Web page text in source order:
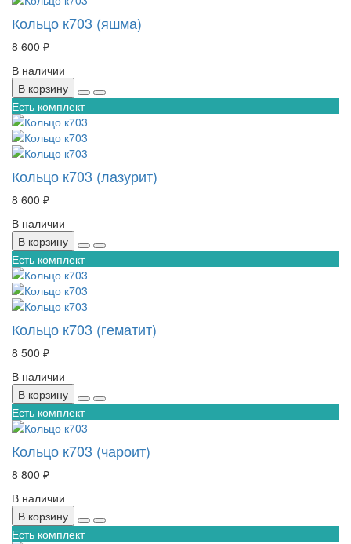
Кольцо к703 (яшма)
8 600 ₽
В наличии
В корзину
Есть комплект
Кольцо к703 (лазурит)
8 600 ₽
В наличии
В корзину
Есть комплект
Кольцо к703 (гематит)
8 500 ₽
В наличии
В корзину
Есть комплект
Кольцо к703 (чароит)
8 800 ₽
В наличии
В корзину
Есть комплект